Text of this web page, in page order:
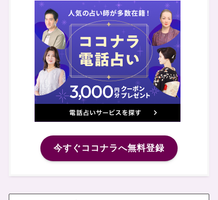
今すぐココナラへ無料登録